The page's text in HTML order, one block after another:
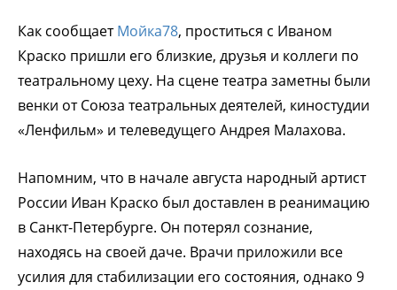
Как сообщаетМойка78, проститься с Иваном
Краско пришли его близкие, друзья и коллеги по
театральному цеху. На сцене театра заметны были
венки от Союза театральных деятелей, киностудии
«Ленфильм» и телеведущего Андрея Малахова.
Напомним, что в начале августа народный артист
России Иван Краско был доставлен в реанимацию
в Санкт-Петербурге. Он потерял сознание,
находясь на своей даче. Врачи приложили все
усилия для стабилизации его состояния, однако 9